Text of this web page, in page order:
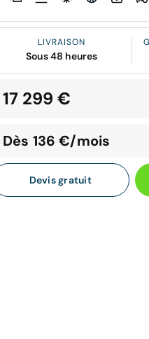
LIVRAISON
Sous 48 heures
17 299 €
Dès 136 €/mois
Devis gratuit